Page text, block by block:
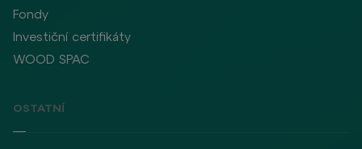
Fondy
Investiční certifikáty
WOOD SPAC
OSTATNÍ